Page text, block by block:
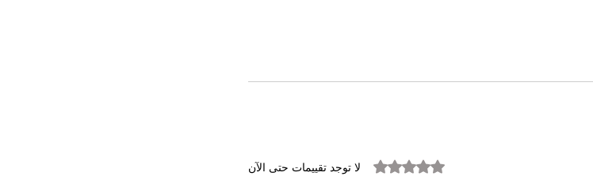
تم التقييم بـ 0 من أصل 5 نجوم. لا توجد تقييمات حتى الآن